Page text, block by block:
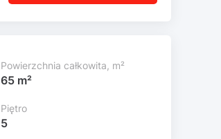
Powierzchnia całkowita, m²
65 m²
Piętro
5